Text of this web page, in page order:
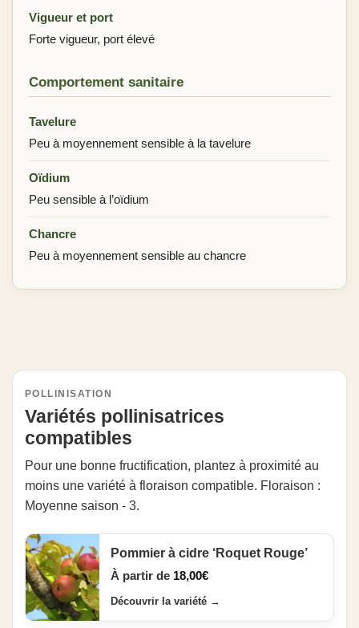
Vigueur et port
Forte vigueur, port élevé
Comportement sanitaire
Tavelure
Peu à moyennement sensible à la tavelure
Oïdium
Peu sensible à l’oïdium
Chancre
Peu à moyennement sensible au chancre
POLLINISATION
Variétés pollinisatrices
compatibles
Pour une bonne fructification, plantez à proximité au
moins une variété à floraison compatible. Floraison :
Moyenne saison - 3.
Pommier à cidre ‘Roquet Rouge’
À partir de 18,00€
Découvrir la variété →